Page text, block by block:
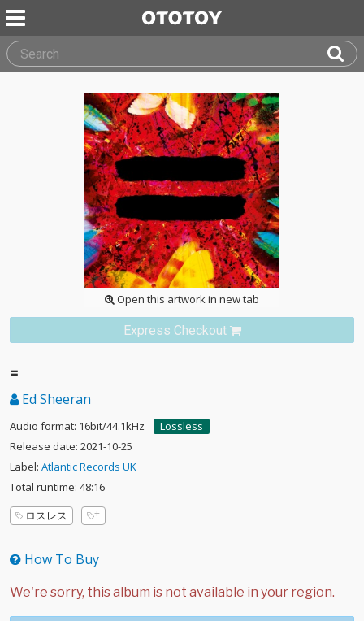
Open this artwork in new tab
Express Checkout
=
Ed Sheeran
Audio format: 16bit/44.1kHz
Lossless
Release date: 2021-10-25
Label: Atlantic Records UK
Total runtime: 48:16
ロスレス
How To Buy